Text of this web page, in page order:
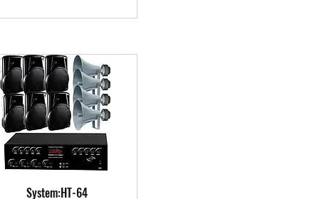
العرض السريع
System:HT-64